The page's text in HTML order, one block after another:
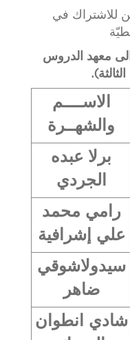
للاشتراك في
معهد الدروس
الاســــم
والشهــرة
برلا عبده
الجردي
رامي محمد
علي إشرافية
سيدولاشوقي
ضاهر
شادي انطوان